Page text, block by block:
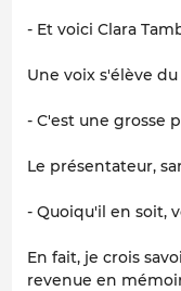
- Et voici Clara
Une voix s'élève
- C'est une grosse
Le présentateur,
- Quoiqu'il en soit,
En fait, je crois
revenue en